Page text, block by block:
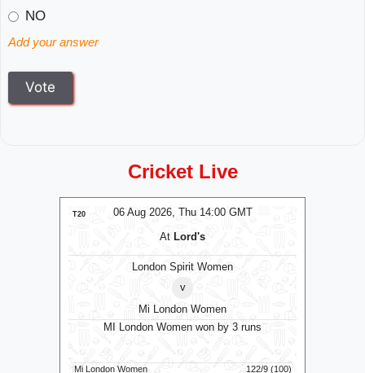
NO
Add your answer
Cricket Live
06 Aug 2026, Thu 14:00 GMT
T20
At Lord's
London Spirit Women
v
Mi London Women
MI London Women won by 3 runs
Mi London Women
122/9 (100)